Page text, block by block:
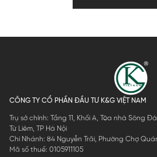
CÔNG TY CỔ PHẦN ĐẦU TƯ K&G VIỆT NAM
Trụ sở chính: Tầng 11, Khối A, Tòa nhà Sông
Từ Liêm, TP Hà Nội
Chi Nhánh: 84 Nguyễn Trãi, Phường Chợ
Mã số thuế: 0105911105